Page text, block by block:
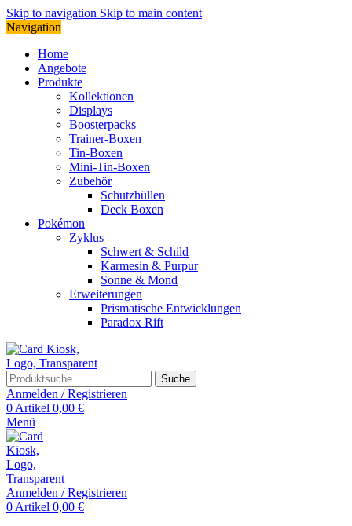
Skip to navigation Skip to main content
Navigation
Home
Angebote
Produkte
Kollektionen
Displays
Boosterpacks
Trainer-Boxen
Tin-Boxen
Mini-Tin-Boxen
Zubehör
Schutzhüllen
Deck Boxen
Pokémon
Zyklus
Schwert & Schild
Karmesin & Purpur
Sonne & Mond
Erweiterungen
Prismatische Entwicklungen
Paradox Rift
Suche
Anmelden / Registrieren
0 Artikel 0,00 €
Menü
Anmelden / Registrieren
0 Artikel 0,00 €